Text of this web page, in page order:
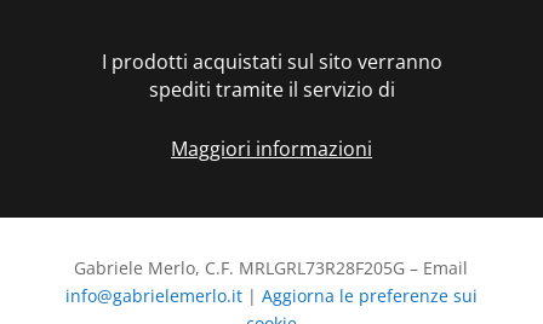
I prodotti acquistati sul sito verranno
spediti tramite il servizio di
Maggiori informazioni
Gabriele Merlo, C.F. MRLGRL73R28F205G – Email
info@gabrielemerlo.it| Aggiorna le preferenze sui